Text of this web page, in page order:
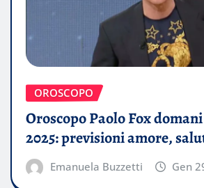
OROSCOPO
Oroscopo Paolo Fox
2025: previsioni amore,
Emanuela Buzzetti Gen